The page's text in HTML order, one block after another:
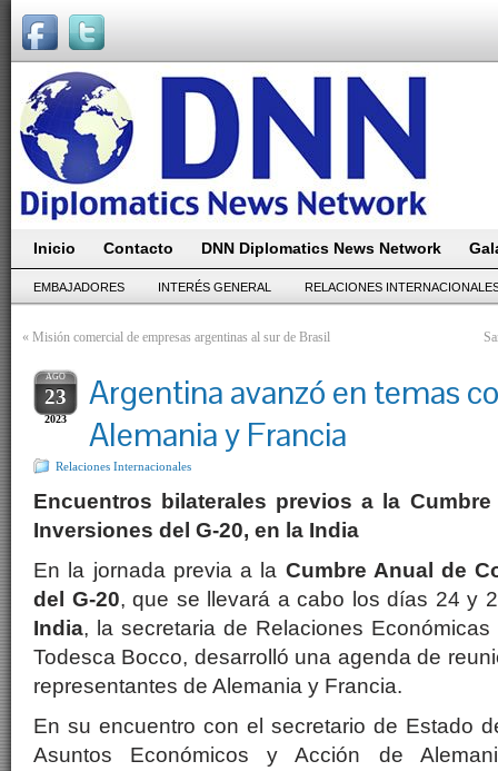
Inicio Contacto DNN Diplomatics News Network
EMBAJADORES INTERÉS GENERAL RELACIONES
« Misión comercial de empresas argentinas al sur de Brasil
AGO
23
2023
Argentina avanzó en temas
Alemania y Francia
Relaciones Internacionales
Encuentros bilaterales previos a la
Inversiones del G-20, en la India
En la jornada previa a la Cumbre Anual de
del G-20, que se llevará a cabo los días 24 y
India, la secretaria de Relaciones
Todesca Bocco, desarrolló una agenda de
representantes de Alemania y Francia.
En su encuentro con el secretario de Estado
Asuntos Económicos y Acción de